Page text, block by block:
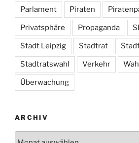
Parlament Piraten
Privatsphäre Propaganda
Stadt Leipzig Stadtrat
Stadtratswahl Verkehr
Überwachung
ARCHIV